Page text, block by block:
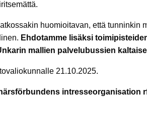
huomioitavan, että tunninkin
Ehdotamme lisäksi
mallien palvelubussien
21.10.2025.
intresseorganisation